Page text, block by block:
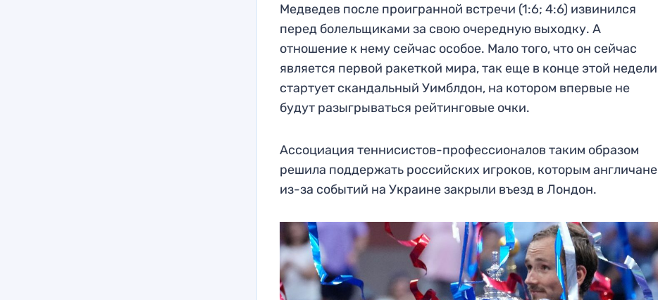
Медведев после проигранной встречи (1:6; 4:6) извинился
перед болельщиками за свою очередную выходку. А
отношение к нему сейчас особое. Мало того, что он сейчас
является первой ракеткой мира, так еще в конце этой недели
стартует скандальный Уимблдон, на котором впервые не
будут разыгрываться рейтинговые очки.
Ассоциация теннисистов-профессионалов таким образом
решила поддержать российских игроков, которым англичане
из-за событий на Украине закрыли въезд в Лондон.